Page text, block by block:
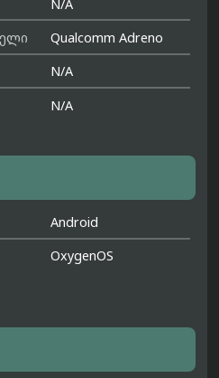
N/A
Qualcomm Adreno
N/A
N/A
Android
OxygenOS